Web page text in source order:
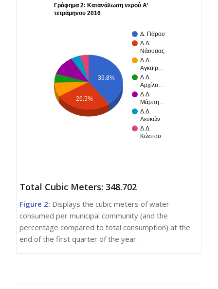
Γράφημα 2: Κατανάλωση νερού Α’
τετράμηνου 2016
Δ. Πάρου
Δ.Δ.
Νάουσας
Δ.Δ.
Αγκαιρ…
Δ.Δ.
Αρχίλο…
Δ.Δ.
Μάρπη…
Δ.Δ.
Λευκών
Δ.Δ.
Κώστου
39.8%
26.5%
Total Cubic Meters: 348.702
Figure 2: Displays the cubic meters of water
consumed per municipal community (and the
percentage compared to total consumption) at the
end of the first quarter of the year.